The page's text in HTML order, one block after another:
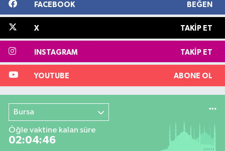
FACEBOOK BEĞEN
X TAKIP ET
INSTAGRAM TAKIP ET
YOUTUBE ABONE OL
Bursa
Öğle vaktine kalan süre
02:04:46